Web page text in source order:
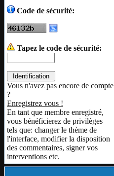
Code de sécurité:
Tapez le code de sécurité:
Vous n'avez pas encore de compte
?
Enregistrez vous !
En tant que membre enregistré,
vous bénéficierez de privilèges
tels que: changer le thème de
l'interface, modifier la disposition
des commentaires, signer vos
interventions etc.